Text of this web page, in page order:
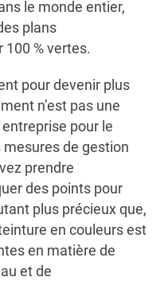
le monde entier,
plans
% vertes.
pour devenir plus
n’est pas une
pour le
de gestion
prendre
des points pour
plus précieux que,
en couleurs est
en matière de
et de